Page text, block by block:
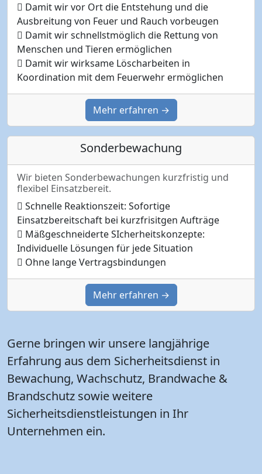
Damit wir vor Ort die Entstehung und die
Ausbreitung von Feuer und Rauch vorbeugen
Damit wir schnellstmöglich die Rettung von
Menschen und Tieren ermöglichen
Damit wir wirksame Löscharbeiten in
Koordination mit dem Feuerwehr ermöglichen
Mehr erfahren →
Sonderbewachung
Wir bieten Sonderbewachungen kurzfristig und
flexibel Einsatzbereit.
Schnelle Reaktionszeit: Sofortige
Einsatzbereitschaft bei kurzfrisitgen Aufträge
Mäßgeschneiderte SIcherheitskonzepte:
Individuelle Lösungen für jede Situation
Ohne lange Vertragsbindungen
Mehr erfahren →
Gerne bringen wir unsere langjährige
Erfahrung aus dem Sicherheitsdienst in
Bewachung, Wachschutz, Brandwache &
Brandschutz sowie weitere
Sicherheitsdienstleistungen in Ihr
Unternehmen ein.